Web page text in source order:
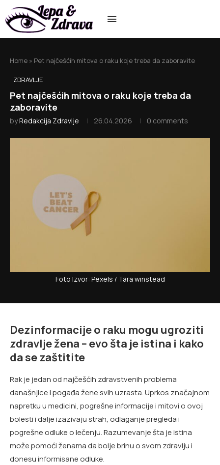
Home » Pet najčešćih mitova o raku koje treba da zaboravite
ZDRAVLJE
Pet najčešćih mitova o raku koje treba da
zaboravite
byRedakcija Zdravlje 26.04.2026 0 comments
Foto Izvor: Pexels / Tara winstead
Dezinformacije o raku mogu ugroziti
zdravlje žena – evo šta je istina i kako
da se zaštitite
Rak je jedan od najčešćih zdravstvenih problema
današnjice i pogađa žene svih uzrasta. Uprkos značajnom
napretku u medicini, pogrešne informacije i mitovi o ovoj
bolesti i dalje izazivaju strah, odlaganje pregleda i
pogrešne odluke o lečenju. Razumevanje šta je istina
može pomoći ženama da bolje brinu o svom zdravlju i
donesu informisane odluke.